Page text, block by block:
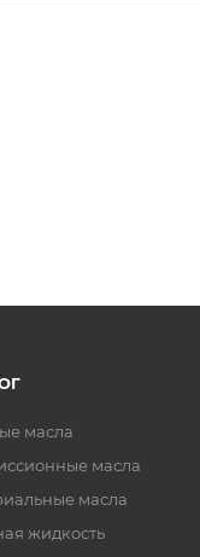
масла
масла
масла
жидкость